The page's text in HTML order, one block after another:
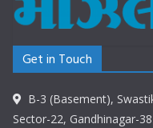
Get in Touch
B-3 (Basement),
Sector-22, Gandhinagar-